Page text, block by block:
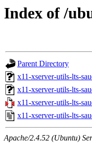
Index of /
Parent Directory
x11-xserver-utils-lts-
x11-xserver-utils-lts-
x11-xserver-utils-lts-
x11-xserver-utils-lts-
Apache/2.4.52 (Ubuntu)